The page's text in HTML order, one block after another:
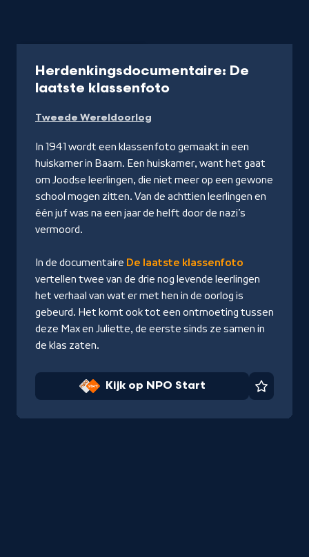
Herdenkingsdocumentaire: De
laatste klassenfoto-
Start
Tweede Wereldoorlog
In 1941 wordt een klassenfoto gemaakt in een
huiskamer in Baarn. Een huiskamer, want het gaat
om Joodse leerlingen, die niet meer op een gewone
school mogen zitten. Van de achttien leerlingen en
één juf was na een jaar de helft door de nazi’s
vermoord.
In de documentaire De laatste klassenfoto
vertellen twee van de drie nog levende leerlingen
het verhaal van wat er met hen in de oorlog is
gebeurd. Het komt ook tot een ontmoeting tussen
deze Max en Juliette, de eerste sinds ze samen in
de klas zaten.
Kijk op NPO Start